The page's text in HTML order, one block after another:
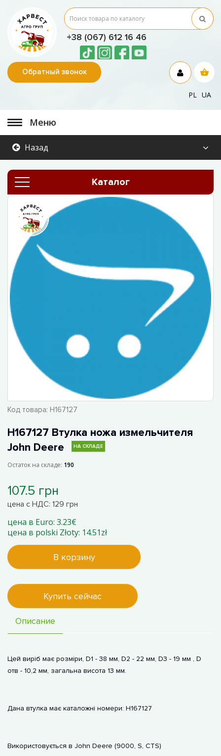
+38 (067) 612 16 46
Обратный звонок
PL UA
Меню
Назад
Каталог
Код товара: H167127
H167127 Втулка ножа измельчителя
John Deere
НА СКЛАДЕ
Остаток на складе: 190
107.5 грн
цена с НДС: 129 грн
цена в Euro: 3.23€
цена в polski Złoty: 14.51zł
В корзину
Купить сейчас
Описание
Цей виріб має розміри, D1 - 38 мм, D2 - 22 мм, D3 - 19 мм , D
отв - 10,2 мм, загальна висота 13 мм.
Дана втулка має каталожні номери: H167127
Використовується в John Deere (9000, S, CTS)